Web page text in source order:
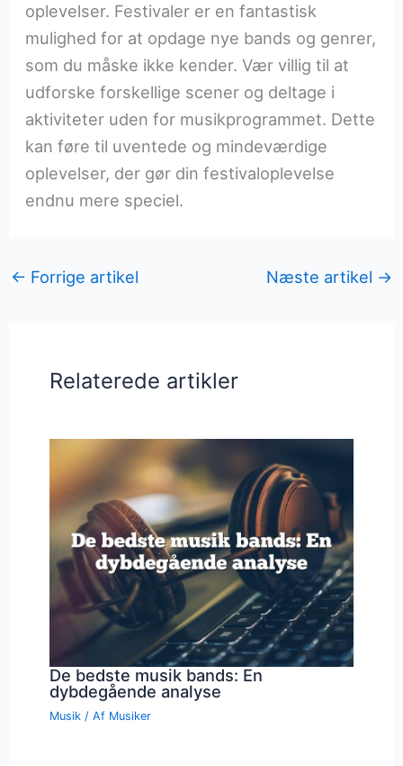
oplevelser. Festivaler er en fantastisk
mulighed for at opdage nye bands og genrer,
som du måske ikke kender. Vær villig til at
udforske forskellige scener og deltage i
aktiviteter uden for musikprogrammet. Dette
kan føre til uventede og mindeværdige
oplevelser, der gør din festivaloplevelse
endnu mere speciel.
← Forrige artikel Næste artikel →
Relaterede artikler
De bedste musik bands: En
dybdegående analyse
Musik / Af Musiker